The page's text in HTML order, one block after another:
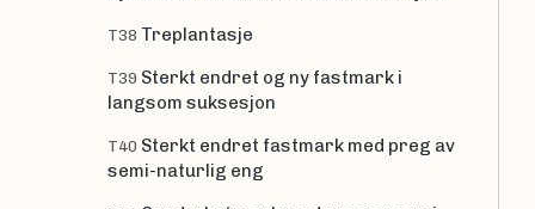
T38 Treplantasje
T39 Sterkt endret og ny fastmark i
langsom suksesjon
T40 Sterkt endret fastmark med preg av
semi-naturlig eng